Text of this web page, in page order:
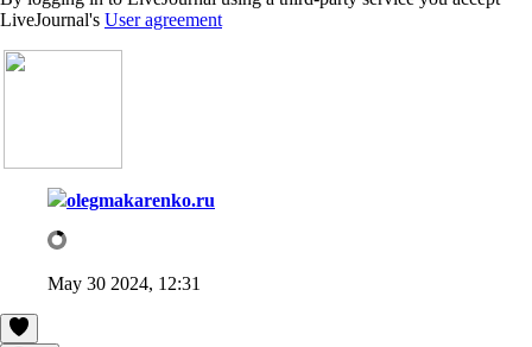
LiveJournal's User agreement
olegmakarenko.ru
May 30 2024, 12:31